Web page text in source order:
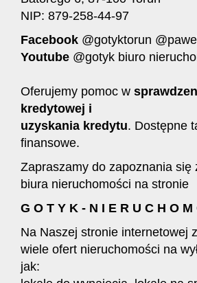
NIP: 879-258-44-97
Facebook @gotyktorun
Youtube @gotyk biuro
Oferujemy pomoc w s
kredytowej i
uzyskania kredytu. Dostępne
finansowe.
Zapraszamy do zapoznania się
biura nieruchomości na stronie
G O T Y K - N I E R U C H O
Na Naszej stronie internetowej
wiele ofert nieruchomości na
jak: